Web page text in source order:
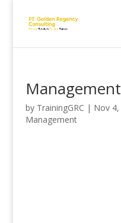
by TrainingGRC | Nov 4,
Management